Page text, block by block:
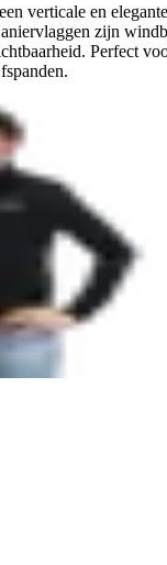
verticale en
zijn
Perfect